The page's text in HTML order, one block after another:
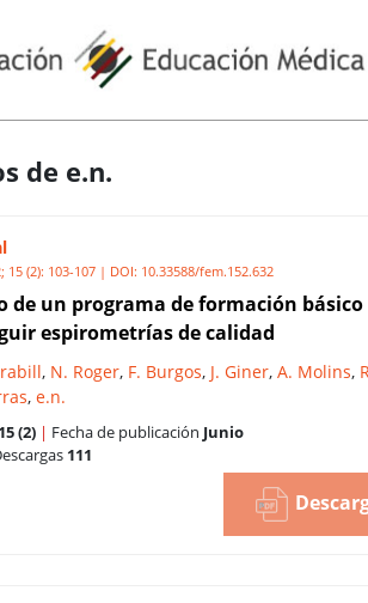
de e.n.
15 (2): 103-107 | DOI: 10.33588/fem.152.632
de un programa de formación
espirometrías de calidad
, N. Roger, F. Burgos, J. Giner, A. Molins,
, e.n.
15 (2) | Fecha de publicación Junio
111